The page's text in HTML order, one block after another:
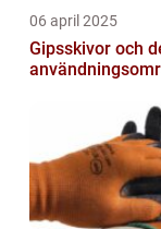
06 april 2025
Gipsskivor och